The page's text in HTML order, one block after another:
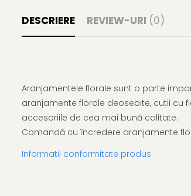
DESCRIERE REVIEW-URI (0)
Aranjamentele florale sunt o parte
aranjamente florale deosebite, cutii cu
accesoriile de cea mai bună calitate.
Comandă cu încredere aranjamente
Informatii conformitate produs